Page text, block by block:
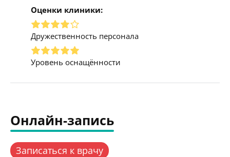
Оценки клиники:
Дружественность персонала
Уровень оснащённости
Онлайн-запись
Записаться к врачу